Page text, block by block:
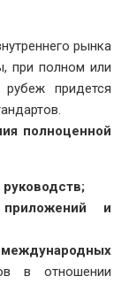
рынка
при полном или
придется
полноценной
и
в отношении